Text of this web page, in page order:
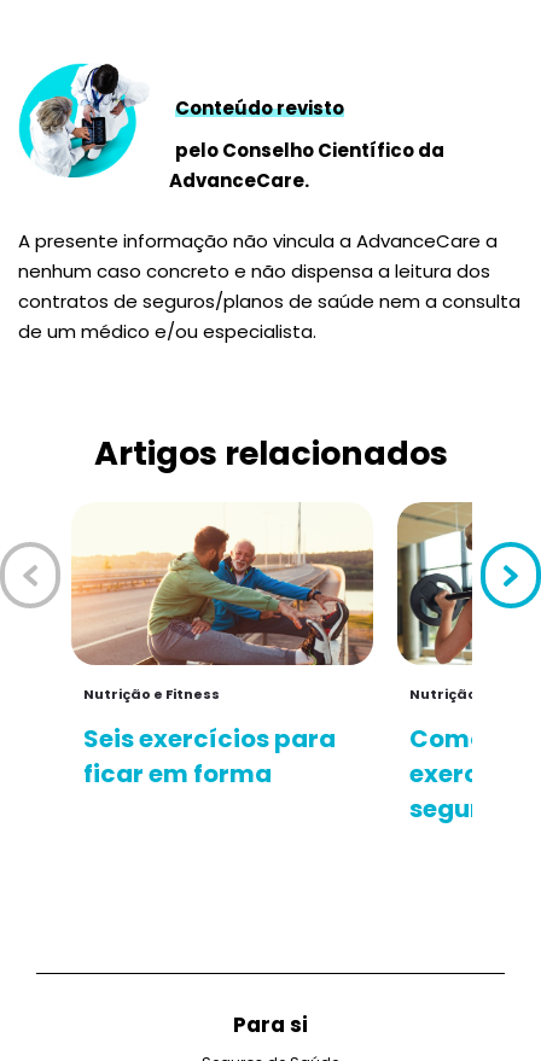
Conteúdo revisto
pelo Conselho Científico da
AdvanceCare.
A presente informação não vincula a AdvanceCare a
nenhum caso concreto e não dispensa a leitura dos
contratos de seguros/planos de saúde nem a consulta
de um médico e/ou especialista.
Artigos relacionados
Nutrição e Fitness
Seis exercícios para
ficar em forma
Nutrição e
Como
exercício
seguro
Para si